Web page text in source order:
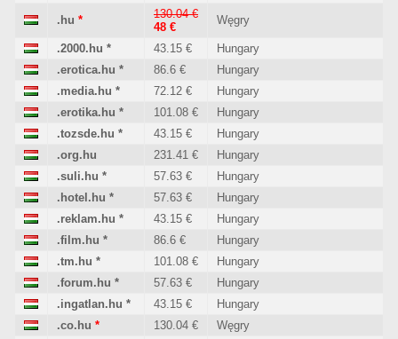
.hu *
130.04 €
48 €
Węgry
.2000.hu * 43.15 €
Hungary
.erotica.hu * 86.6 €
Hungary
.media.hu * 72.12 €
Hungary
.erotika.hu * 101.08 €
Hungary
.tozsde.hu * 43.15 €
Hungary
.org.hu
231.41 €
Hungary
.suli.hu * 57.63 €
Hungary
.hotel.hu * 57.63 €
Hungary
.reklam.hu * 43.15 €
Hungary
.film.hu * 86.6 €
Hungary
.tm.hu * 101.08 €
Hungary
.forum.hu * 57.63 €
Hungary
.ingatlan.hu * 43.15 €
Hungary
.co.hu * 130.04 €
Węgry